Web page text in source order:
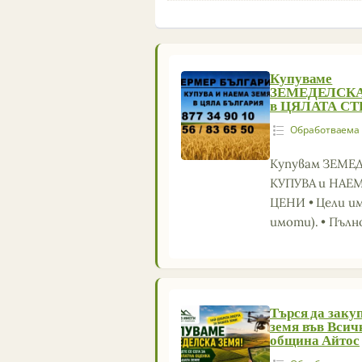
Купуваме
в ЦЯЛАТА
Купувам
КУПУВА и
ЦЕНИ • Цели
имоти). •
Търся да
земя във
община Айтос